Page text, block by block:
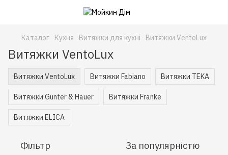
Каталог Кухня Витяжки для кухні Витяжки VentoLux
Витяжки VentoLux
Витяжки VentoLux Витяжки Fabiano Витяжки TEKA
Витяжки Gunter & Hauer Витяжки Franke
Витяжки ELICA
Фільтр За популярністю